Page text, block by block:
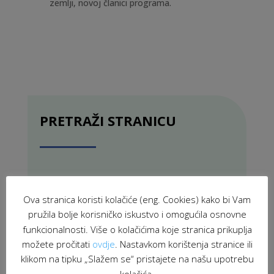
zemlji, novoj članici programa.
PRETRAŽI STRANICU
Ova stranica koristi kolačiće (eng. Cookies) kako bi Vam
pružila bolje korisničko iskustvo i omogućila osnovne
funkcionalnosti. Više o kolačićima koje stranica prikuplja
možete pročitati ovdje. Nastavkom korištenja stranice ili
klikom na tipku „Slažem se“ pristajete na našu upotrebu